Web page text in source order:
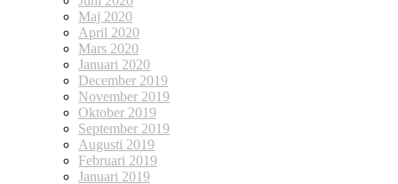
Maj 2020
April 2020
Mars 2020
Januari 2020
December 2019
November 2019
Oktober 2019
September 2019
Augusti 2019
Februari 2019
Januari 2019